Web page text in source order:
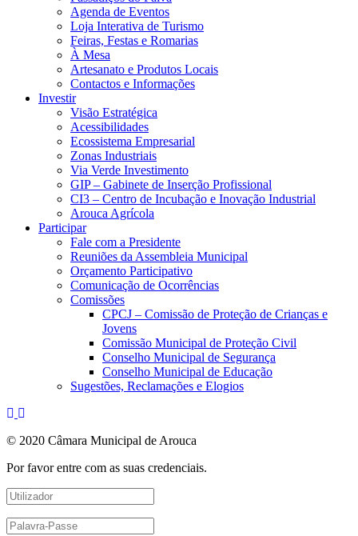
Agenda de Eventos
Loja Interativa de Turismo
Feiras, Festas e Romarias
À Mesa
Artesanato e Produtos Locais
Contactos e Informações
Investir
Visão Estratégica
Acessibilidades
Ecossistema Empresarial
Zonas Industriais
Via Verde Investimento
GIP – Gabinete de Inserção Profissional
CI3 – Centro de Incubação e Inovação Industrial
Arouca Agrícola
Participar
Fale com a Presidente
Reuniões da Assembleia Municipal
Orçamento Participativo
Comunicação de Ocorrências
Comissões
CPCJ – Comissão de Proteção de Crianças e
Jovens
Comissão Municipal de Proteção Civil
Conselho Municipal de Segurança
Conselho Municipal de Educação
Sugestões, Reclamações e Elogios
© 2020 Câmara Municipal de Arouca
Por favor entre com as suas credenciais.